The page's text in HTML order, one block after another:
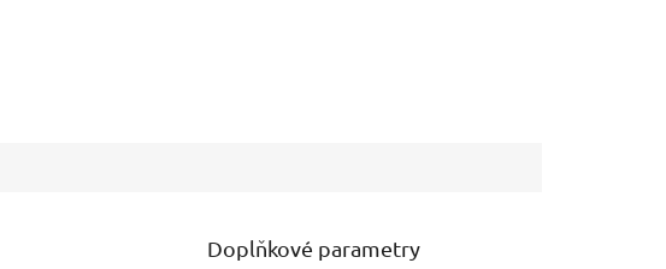
Doplňkové parametry